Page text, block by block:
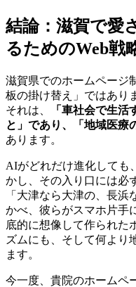
結論：滋賀で愛
るためのWeb戦
滋賀県でのホームページ
板の掛け替え」ではあり
それは、
「車社会で生活
と」であり、「地域医療
あります。
AIがどれだけ進化しても
かし、その入り口には必
「大津なら大津の、長
かべ、彼らがスマホ片手
底的に想像して作られた
ズムにも、そして何より
ます。
今一度、貴院のホームペ